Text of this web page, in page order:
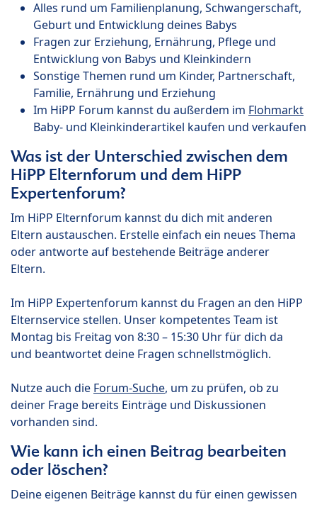
Alles rund um Familienplanung, Schwangerschaft,
Geburt und Entwicklung deines Babys
Fragen zur Erziehung, Ernährung, Pflege und
Entwicklung von Babys und Kleinkindern
Sonstige Themen rund um Kinder, Partnerschaft,
Familie, Ernährung und Erziehung
Im HiPP Forum kannst du außerdem im Flohmarkt
Baby- und Kleinkinderartikel kaufen und verkaufen
Was ist der Unterschied zwischen dem
HiPP Elternforum und dem HiPP
Expertenforum?
Im HiPP Elternforum kannst du dich mit anderen
Eltern austauschen. Erstelle einfach ein neues Thema
oder antworte auf bestehende Beiträge anderer
Eltern.
Im HiPP Expertenforum kannst du Fragen an den HiPP
Elternservice stellen. Unser kompetentes Team ist
Montag bis Freitag von 8:30 – 15:30 Uhr für dich da
und beantwortet deine Fragen schnellstmöglich.
Nutze auch die Forum-Suche, um zu prüfen, ob zu
deiner Frage bereits Einträge und Diskussionen
vorhanden sind.
Wie kann ich einen Beitrag bearbeiten
oder löschen?
Deine eigenen Beiträge kannst du für einen gewissen